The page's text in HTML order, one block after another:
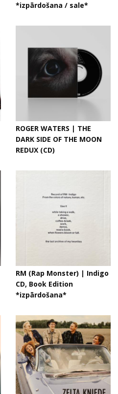
*izpārdošana / sale*
ROGER WATERS | THE
DARK SIDE OF THE MOON
REDUX (CD)
RM (Rap Monster) | Indigo
CD, Book Edition
*izpārdošana*